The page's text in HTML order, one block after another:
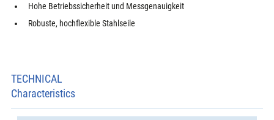
Hohe Betriebssicherheit und Messgenauigkeit
Robuste, hochflexible Stahlseile
TECHNICAL
Characteristics